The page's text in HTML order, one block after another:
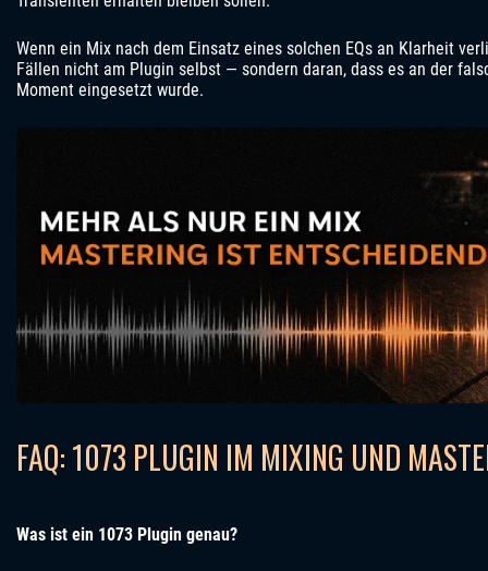
Wenn ein Mix nach dem Einsatz eines solchen EQs an Klarheit
Fällen nicht am Plugin selbst — sondern daran, dass es an der
Moment eingesetzt wurde.
FAQ: 1073 PLUGIN IM MIXING UND
Was ist ein 1073 Plugin genau?